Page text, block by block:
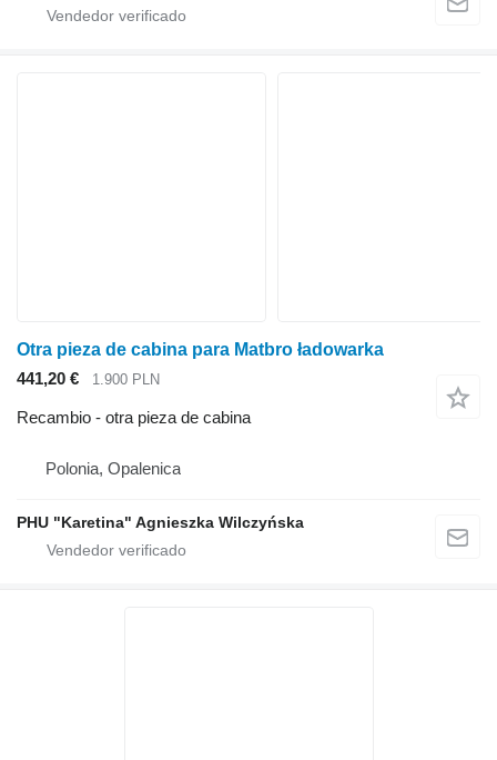
Otra pieza de cabina para Matbro ładowarka
441,20 €
1.900 PLN
Recambio - otra pieza de cabina
Polonia, Opalenica
PHU "Karetina" Agnieszka Wilczyńska